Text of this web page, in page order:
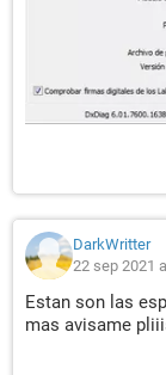
DarkWritter
22 sep 2021
Estan son las
mas avisame